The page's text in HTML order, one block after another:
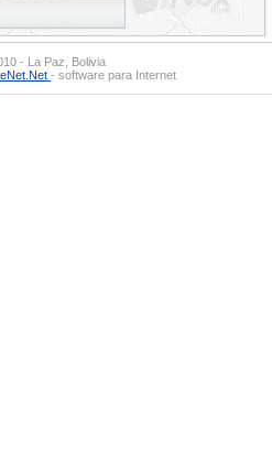
- La Paz, Bolivia
- software para Internet